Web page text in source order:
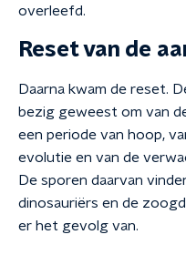
overleefd.
Reset van de
Daarna kwam de reset.
bezig geweest om van
een periode van hoop,
evolutie en van de
De sporen daarvan
dinosauriërs en de
er het gevolg van.